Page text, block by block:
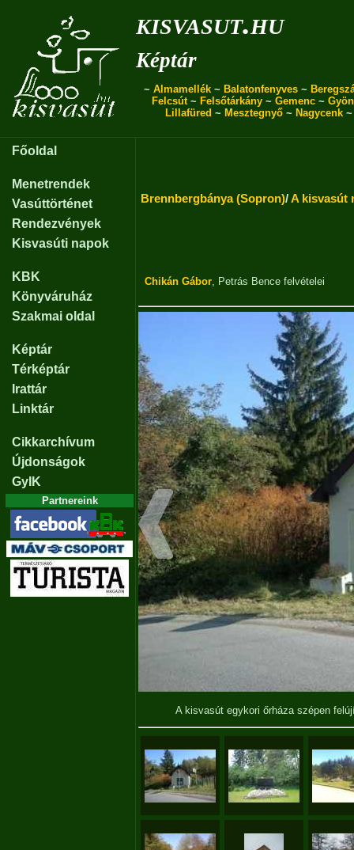
kisvasut.hu
Képtár
~ Almamellék ~ Balatonfenyves ~
Felcsút~ Felsőtárkány ~ Gemenc ~
Lillafüred ~ Mesztegnyő~ Nagycenk
Főoldal
Menetrendek
Vasúttörténet
Rendezvények
Kisvasúti napok
KBK
Könyváruház
Szakmai oldal
Képtár
Térképtár
Irattár
Linktár
Cikkarchívum
Újdonságok
GyIK
Partnereink
Brennbergbánya (Sopron)/A kisvasút
Chikán Gábor, Petrás Bence felvételei
A kisvasút egykori őrháza szépen